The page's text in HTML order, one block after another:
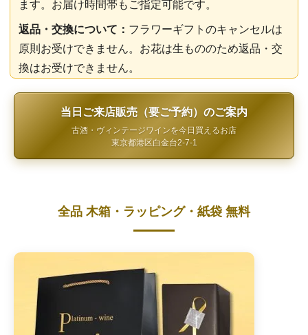
ます。お届け時間帯もご指定可能です。
返品・交換について： フラワーギフトのキャンセルは
原則お受けできません。お花は生もののため返品・交
換はお受けできません。
当日ご来店販売（要ご予約）のご案内
古酒・ヴィンテージワインを今日買えるお店
東京都港区白金台2-7-1
全品 木箱・ラッピング・紙袋 無料